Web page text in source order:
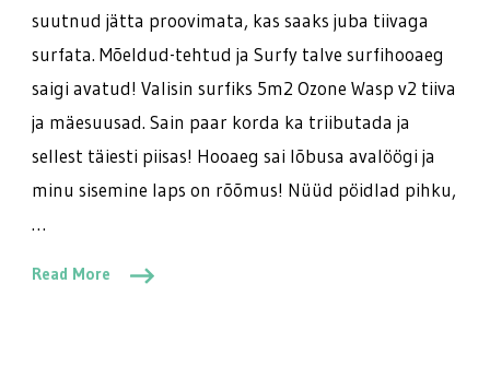
suutnud jätta proovimata, kas saaks juba tiivaga
surfata. Mõeldud-tehtud ja Surfy talve surfihooaeg
saigi avatud! Valisin surfiks 5m2 Ozone Wasp v2 tiiva
ja mäesuusad. Sain paar korda ka triibutada ja
sellest täiesti piisas! Hooaeg sai lõbusa avalöögi ja
minu sisemine laps on rõõmus! Nüüd pöidlad pihku,
…
Read More